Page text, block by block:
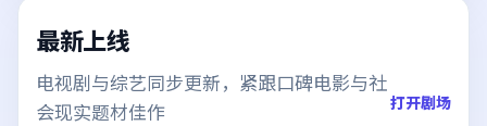
最新上线
电视剧与综艺同步更新，紧跟口碑电影与社
会现实题材佳作
打开剧场